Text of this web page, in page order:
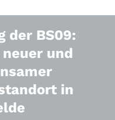
der BS09:
und
in